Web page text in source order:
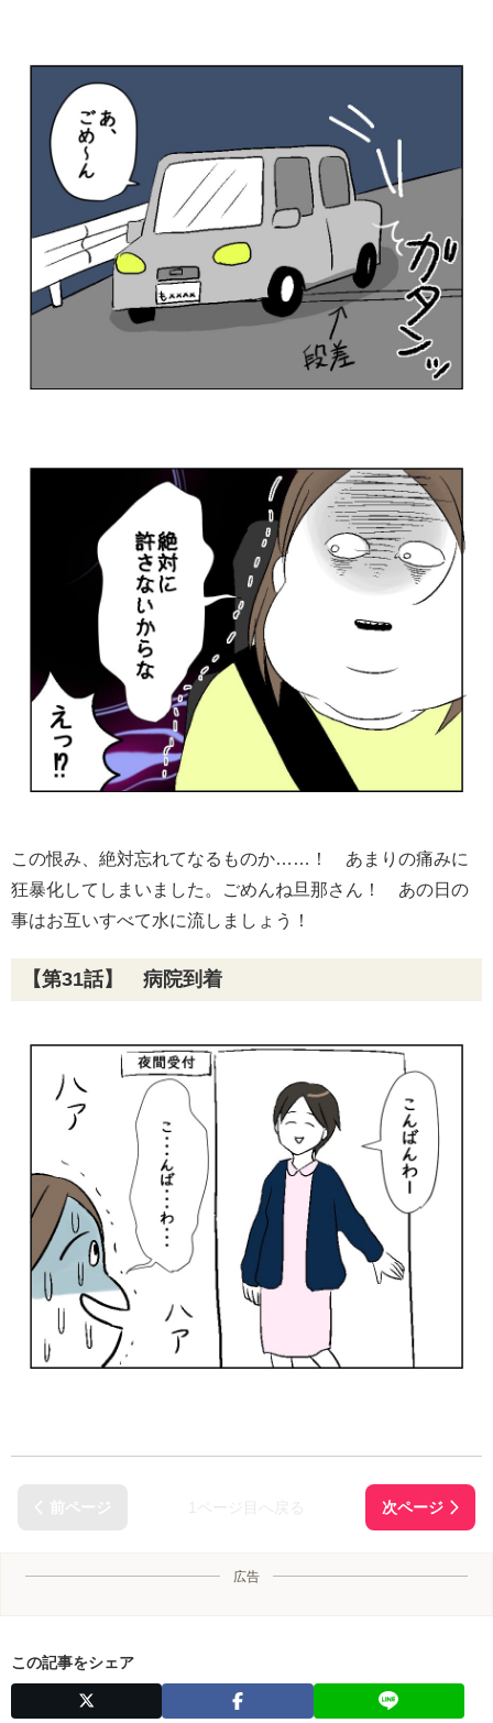
この恨み、絶対忘れてなるものか……！ あまりの痛みに
狂暴化してしまいました。ごめんね旦那さん！ あの日の
事はお互いすべて水に流しましょう！
【第31話】 病院到着
広告
この記事をシェア